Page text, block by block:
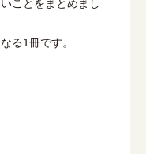
ことをまとめまし
る1冊です。